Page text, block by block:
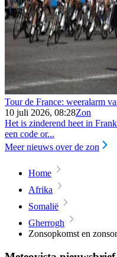
Tour de France: weeralarm
10 juli 2026, 08:28Zon
Het is zinderend heet in
een code or...
Meer nieuws over de zon
Home
Afrika
Somalië
Gherrogh
Zonsopkomst en